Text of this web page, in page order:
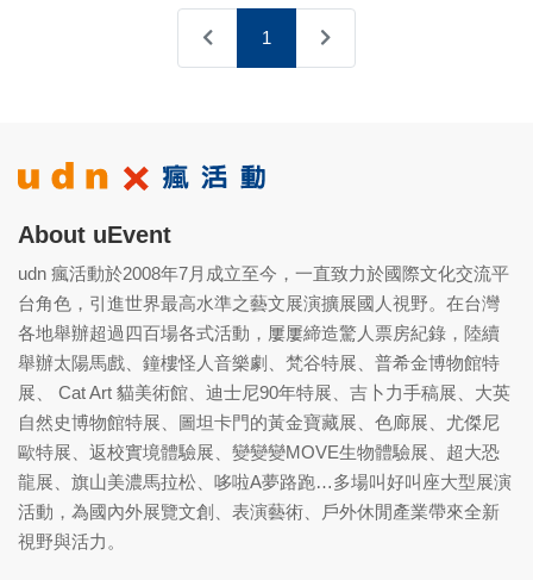
1
About uEvent
udn 瘋活動於2008年7月成立至今，一直致力於國際文化交流平
台角色，引進世界最高水準之藝文展演擴展國人視野。在台灣
各地舉辦超過四百場各式活動，屢屢締造驚人票房紀錄，陸續
舉辦太陽馬戲、鐘樓怪人音樂劇、梵谷特展、普希金博物館特
展、 Cat Art 貓美術館、迪士尼90年特展、吉卜力手稿展、大英
自然史博物館特展、圖坦卡門的黃金寶藏展、色廊展、尤傑尼
歐特展、返校實境體驗展、變變變MOVE生物體驗展、超大恐
龍展、旗山美濃馬拉松、哆啦A夢路跑…多場叫好叫座大型展演
活動，為國內外展覽文創、表演藝術、戶外休閒產業帶來全新
視野與活力。